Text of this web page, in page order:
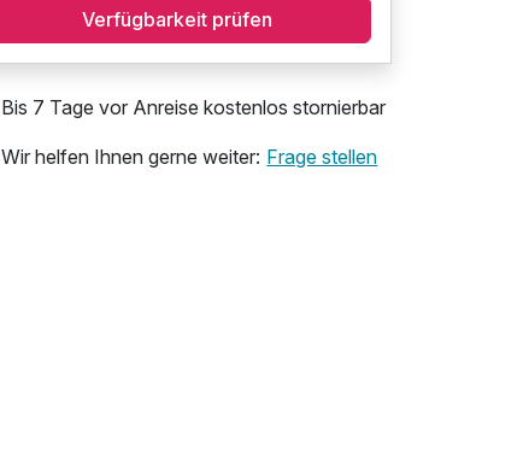
Verfügbarkeit prüfen
Bis 7 Tage vor Anreise kostenlos stornierbar
Wir helfen Ihnen gerne weiter: Frage stellen